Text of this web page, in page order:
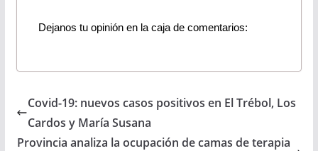
Dejanos tu opinión en la caja de comentarios:
Covid-19: nuevos casos positivos en El Trébol, Los
Cardos y María Susana
Provincia analiza la ocupación de camas de terapia